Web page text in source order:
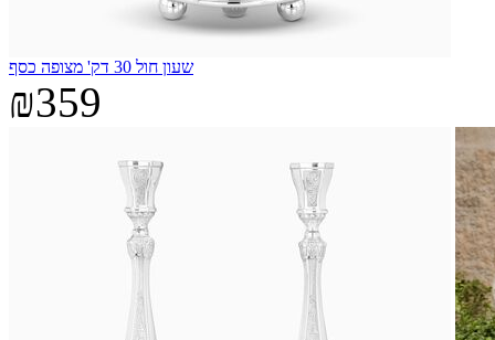
שעון חול 30 דק' מצופה כסף
₪359